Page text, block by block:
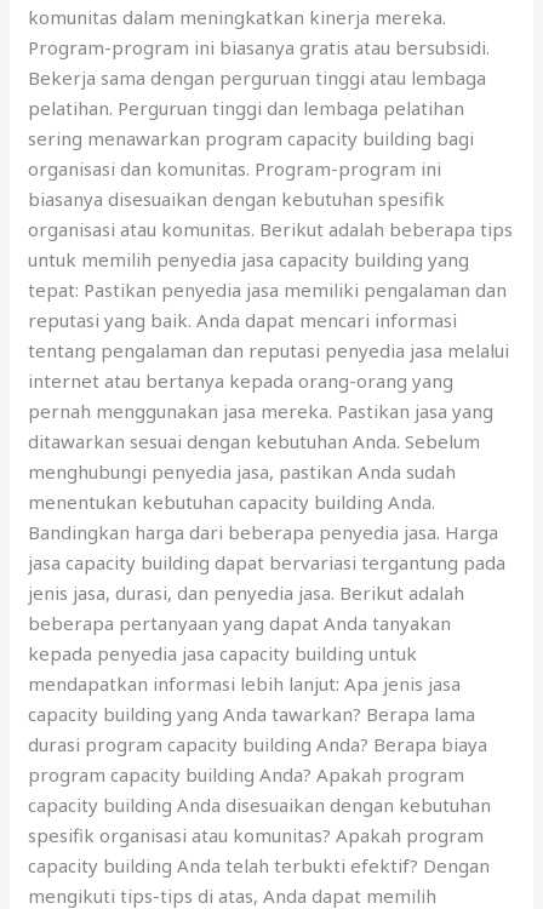
komunitas dalam meningkatkan kinerja mereka.
Program-program ini biasanya gratis atau bersubsidi.
Bekerja sama dengan perguruan tinggi atau lembaga
pelatihan. Perguruan tinggi dan lembaga pelatihan
sering menawarkan program capacity building bagi
organisasi dan komunitas. Program-program ini
biasanya disesuaikan dengan kebutuhan spesifik
organisasi atau komunitas. Berikut adalah beberapa tips
untuk memilih penyedia jasa capacity building yang
tepat: Pastikan penyedia jasa memiliki pengalaman dan
reputasi yang baik. Anda dapat mencari informasi
tentang pengalaman dan reputasi penyedia jasa melalui
internet atau bertanya kepada orang-orang yang
pernah menggunakan jasa mereka. Pastikan jasa yang
ditawarkan sesuai dengan kebutuhan Anda. Sebelum
menghubungi penyedia jasa, pastikan Anda sudah
menentukan kebutuhan capacity building Anda.
Bandingkan harga dari beberapa penyedia jasa. Harga
jasa capacity building dapat bervariasi tergantung pada
jenis jasa, durasi, dan penyedia jasa. Berikut adalah
beberapa pertanyaan yang dapat Anda tanyakan
kepada penyedia jasa capacity building untuk
mendapatkan informasi lebih lanjut: Apa jenis jasa
capacity building yang Anda tawarkan? Berapa lama
durasi program capacity building Anda? Berapa biaya
program capacity building Anda? Apakah program
capacity building Anda disesuaikan dengan kebutuhan
spesifik organisasi atau komunitas? Apakah program
capacity building Anda telah terbukti efektif? Dengan
mengikuti tips-tips di atas, Anda dapat memilih